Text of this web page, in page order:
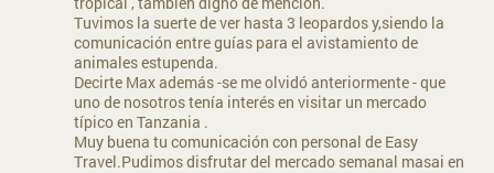
Tuvimos la suerte de ver hasta 3 leopardos y,siendo la
comunicación entre guías para el avistamiento de
animales estupenda.
Decirte Max además -se me olvidó anteriormente - que
uno de nosotros tenía interés en visitar un mercado
típico en Tanzania .
Muy buena tu comunicación con personal de Easy
Travel.Pudimos disfrutar del mercado semanal masai en